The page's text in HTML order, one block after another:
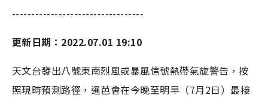
----------------------------------
更新日期：2022.07.01 19:10
天文台發出八號東南烈風或暴風信號熱帶氣旋警告，按
照現時預測路徑，暹芭會在今晚至明早（7月2日）最接